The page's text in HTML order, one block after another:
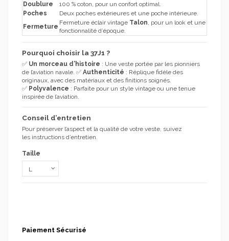
Doublure
100 % coton, pour un confort optimal.
Poches
Deux poches extérieures et une poche intérieure.
Fermeture
Fermeture éclair vintage Talon, pour un look et une
fonctionnalité d’époque.
Pourquoi choisir la 37J1 ?
✅ Un morceau d’histoire : Une veste portée par les pionniers
de l’aviation navale. ✅ Authenticité : Réplique fidèle des
originaux, avec des matériaux et des finitions soignés.
✅ Polyvalence : Parfaite pour un style vintage ou une tenue
inspirée de l’aviation.
Conseil d’entretien
Pour préserver l’aspect et la qualité de votre veste, suivez
les instructions d’entretien.
Taille
Paiement Sécurisé